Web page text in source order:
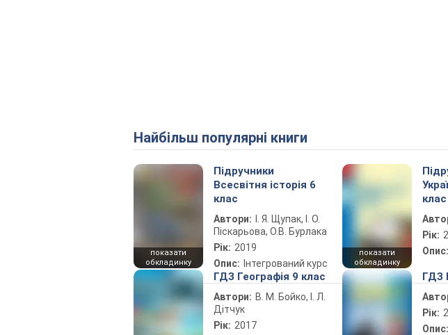
Найбільш популярні книги
показати
обкладинку
Підручники
Всесвітня історія 6
клас
Автори:
І. Я. Щупак, І. О.
Піскарьова, О.В. Бурлака
Рік: 2019
Опис: Інтегрований курс
показати
обкладинку
клас
Рік:
Опис:
ГДЗ Географія 9 клас
Автори: В. М. Бойко, І. Л.
Дітчук
Рік: 2017
ГДЗ
Рік:
Опис: